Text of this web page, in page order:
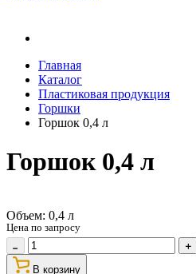
Главная
Каталог
Пластиковая продукция
Горшки
Горшок 0,4 л
Горшок 0,4 л
Объем: 0,4 л
Цена по запросу
В корзину